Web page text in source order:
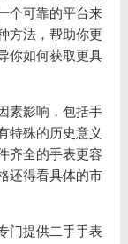
个可靠的平台来
方法，帮助你更
你如何获取更具
素影响，包括手
特殊的历史意义
齐全的手表更容
还得看具体的市
门提供二手手表